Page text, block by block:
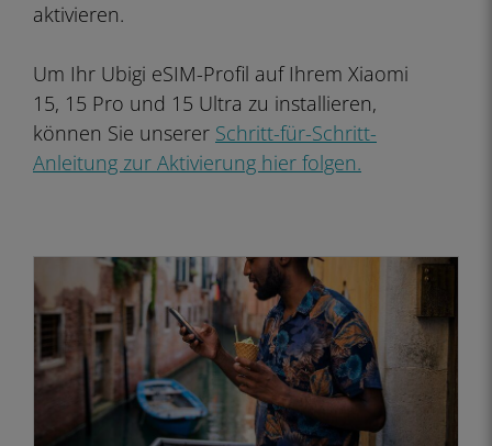
aktivieren.
Um Ihr Ubigi eSIM-Profil auf Ihrem Xiaomi
15, 15 Pro und 15 Ultra zu installieren,
können Sie unserer Schritt-für-Schritt-
Anleitung zur Aktivierung hier folgen.